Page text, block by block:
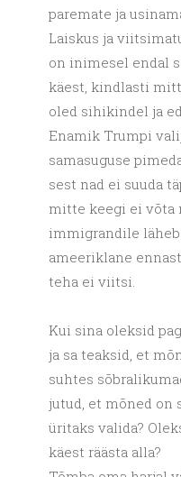
paremate ja
Laiskus ja
on inimesel endal
käest, kindlasti
oled sihikindel ja
Enamik Trumpi
samasuguse
sest nad ei suuda
mitte keegi ei võta
immigrandile
ameeriklane
teha ei viitsi.
Kui sina oleksid
ja sa teaksid, et
suhtes
jutud, et mõned on
üritaks valida?
käest räästa alla?